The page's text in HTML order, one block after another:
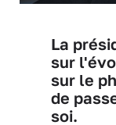
La
sur
sur le
de
soi.